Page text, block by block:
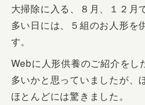
大掃除に入る、８月、１２月
多い日には、５組のお人形を
す。
Webに人形供養のご紹介をし
多いかと思っていましたが、
ほとんどには驚きました。